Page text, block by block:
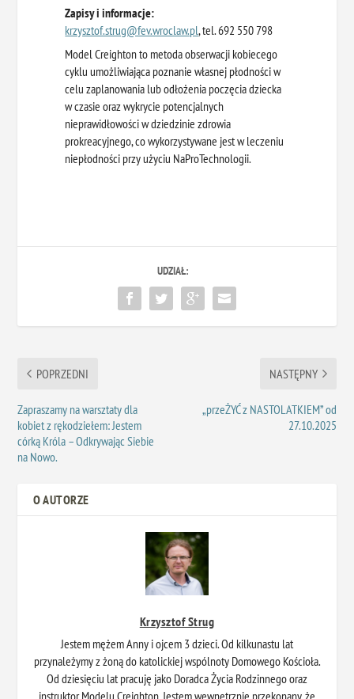
Zapisy i informacje:
krzysztof.strug@fev.wroclaw.pl, tel. 692 550 798
Model Creighton to metoda obserwacji kobiecego
cyklu umożliwiająca poznanie własnej płodności w
celu zaplanowania lub odłożenia poczęcia dziecka
w czasie oraz wykrycie potencjalnych
nieprawidłowości w dziedzinie zdrowia
prokreacyjnego, co wykorzystywane jest w leczeniu
niepłodności przy użyciu NaProTechnologii.
UDZIAŁ:
POPRZEDNI
Zapraszamy na warsztaty dla
kobiet z rękodziełem: Jestem
córką Króla – Odkrywając Siebie
na Nowo.
NASTĘPNY
„przeŻYĆ z NASTOLATKIEM” od
27.10.2025
O AUTORZE
Krzysztof Strug
Jestem mężem Anny i ojcem 3 dzieci. Od kilkunastu lat
przynależymy z żoną do katolickiej wspólnoty Domowego Kościoła.
Od dziesięciu lat pracuję jako Doradca Życia Rodzinnego oraz
instruktor Modelu Creighton. Jestem wewnętrznie przekonany, że